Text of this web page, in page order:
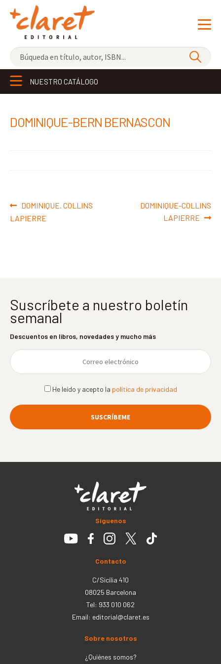
NOVEDADES
LOS MÁS VENDIDOS
NUESTRO CATÁLOGO
DOMINIQUE-BERN BERNASCON
Navegación
de
Anterior:
DOMINIQUE. COLLINS
LAPIERRE
Siguiente:
DOMINIQUE-COLLINS
LAPIERRE
Suscríbete a nuestro boletín
semanal
Descuentos en libros, novedades y mucho más
He leído y acepto la política de privacidad
Síguenos
Contacto
C/Sicília 410
08025 Barcelona
Tel: 933 010 062
Email: editorial@claret.es
Sobre nosotros
¿Quiénes somos?